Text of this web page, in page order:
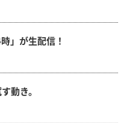
」が生配信！
動き。